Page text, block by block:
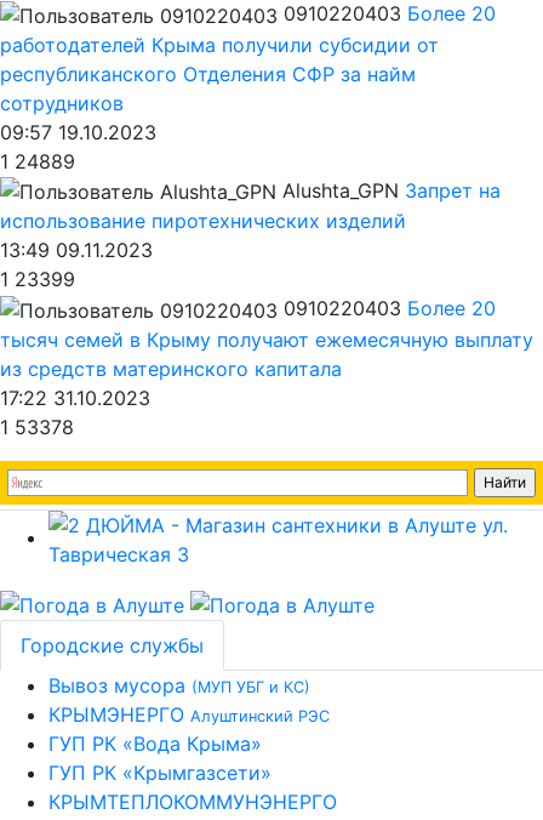
0910220403 Более 20
работодателей Крыма получили субсидии от
республиканского Отделения СФР за найм
сотрудников
09:57 19.10.2023
1 24889
Alushta_GPN Запрет на
использование пиротехнических изделий
13:49 09.11.2023
1 23399
0910220403 Более 20
тысяч семей в Крыму получают ежемесячную выплату
из средств материнского капитала
17:22 31.10.2023
1 53378
Городские службы
Вывоз мусора (МУП УБГ и КС)
КРЫМЭНЕРГО Алуштинский РЭС
ГУП РК «Вода Крыма»
ГУП РК «Крымгазсети»
КРЫМТЕПЛОКОММУНЭНЕРГО